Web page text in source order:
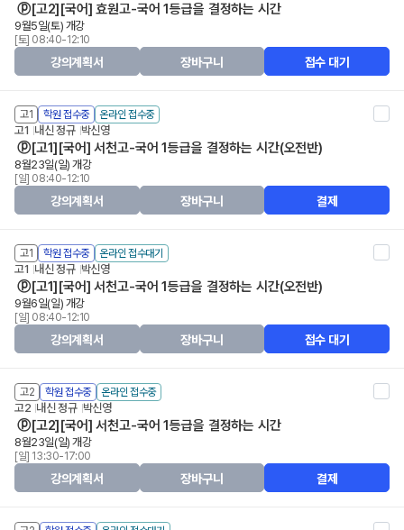
ⓟ[고2][국어] 효원고-국어 1등급을 결정하는 시간
9월5일(토) 개강
[토] 08:40-12:10
강의계획서 장바구니 접수 대기
고1 학원 접수중 온라인 접수중
고1 내신 정규 박신영
ⓟ[고1][국어] 서천고-국어 1등급을 결정하는 시간(오전반)
8월23일(일) 개강
[일] 08:40-12:10
강의계획서 장바구니 결제
고1 학원 접수중 온라인 접수대기
고1 내신 정규 박신영
ⓟ[고1][국어] 서천고-국어 1등급을 결정하는 시간(오전반)
9월6일(일) 개강
[일] 08:40-12:10
강의계획서 장바구니 접수 대기
고2 학원 접수중 온라인 접수중
고2 내신 정규 박신영
ⓟ[고2][국어] 서천고-국어 1등급을 결정하는 시간
8월23일(일) 개강
[일] 13:30-17:00
강의계획서 장바구니 결제